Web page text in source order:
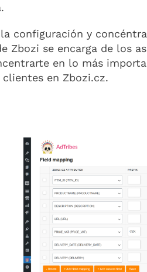
configuración y
Zbozi se encarga de los
en lo más
en Zbozi.cz.